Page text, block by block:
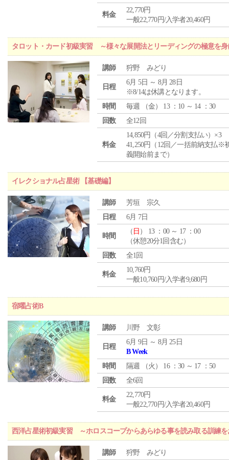
料金
22,770円
一般22,770円/入学者20,460円
タロット・カード初級実習 ～様々な展開法とリーディングの極意を身
講師 狩野 みどり
日程
6月 5日 ～ 8月 28日
※8/14は休講となります。
時間
毎週 （金） 13 ：10 ～ 14 ：30
回数
全12回
料金
14,850円（4回／分割支払い）×3
41,250円（12回／一括前納支払※
義開始前まで）
イレクショナル占星術 【基礎編】
講師
芳垣 宗久
日程
6月 7日
時間
（ 日 ） 13 ：00 ～ 17 ：00
（休憩20分1回含む）
回数
全1回
料金
10,760円
一般10,760円/入学者9,680円
宿曜占術B
講師 川野 文彰
日程
6月 9日 ～ 8月 25日
B Week
時間
隔週 （火 ） 16 ：30 ～ 17 ：50
回数
全6回
料金
22,770円
一般22,770円/入学者20,460円
西洋占星術初級実習 ～ホロスコープからあらゆる事を読み取る訓練を
講師 狩野 みどり